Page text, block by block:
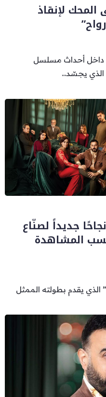
لإنقاذ
داخل أحداث مسلسل
يجسّد...
جديداً لصنّاع
المشاهدة
يقدم بطولته الممثل